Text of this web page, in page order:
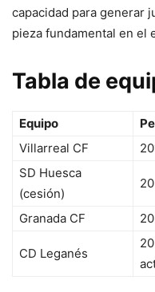
capacidad para generar
pieza fundamental en el
Tabla de
Equipo
Villarreal CF
SD Huesca
(cesión)
Granada CF
CD Leganés